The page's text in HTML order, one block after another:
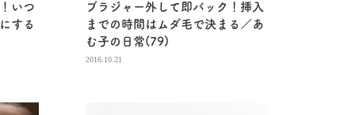
いつ
する
ブラジャー外して即バック！挿入
までの時間はムダ毛で決まる／あ
む子の日常(79)
2016.10.21